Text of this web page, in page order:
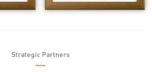
Strategic Partners